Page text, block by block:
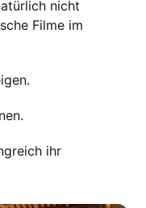
nicht
Filme im
ihr